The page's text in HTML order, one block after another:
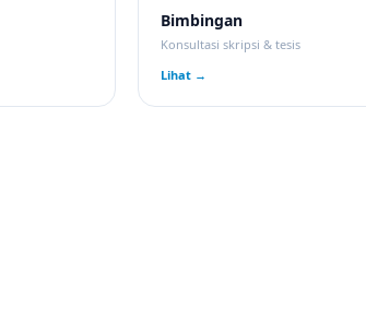
Bimbingan
Konsultasi skripsi & tesis
Lihat →